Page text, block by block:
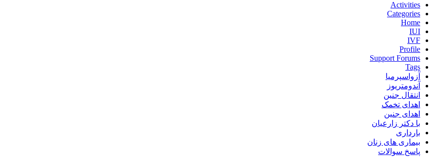
Activities
Categories
Home
IUI
IVF
Profile
Support Forums
Tags
آزواسپرمیا
آندومتریوز
انتقال جنین
اهدای تخمک
اهدای جنین
با دکتر زارعیان
بارداری
بیماری های زنان
پاسخ سوالات